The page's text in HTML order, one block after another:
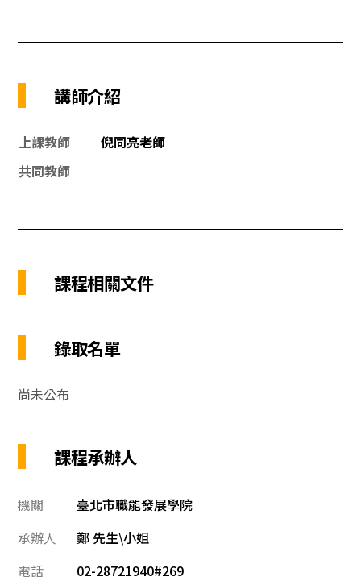
講師介紹
上課教師
倪同亮老師
共同教師
課程相關文件
錄取名單
尚未公布
課程承辦人
機關
臺北市職能發展學院
承辦人
鄭 先生\小姐
電話
02-28721940#269